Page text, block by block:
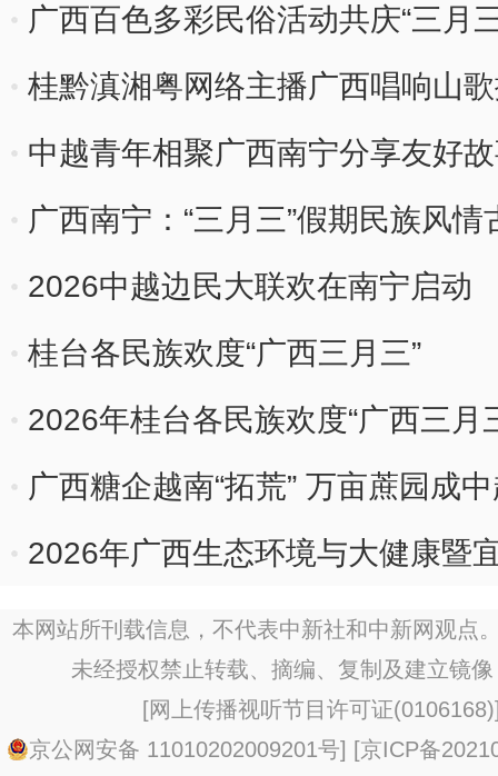
广西百色多彩民俗活动共庆“三月
桂黔滇湘粤网络主播广西唱响山
中越青年相聚广西南宁分享友好
广西南宁：“三月三”假期民族风情
2026中越边民大联欢在南宁启动
桂台各民族欢度“广西三月三”
2026年桂台各民族欢度“广西三月
广西糖企越南“拓荒” 万亩蔗园成
2026年广西生态环境与大健康暨
本网站所刊载信息，不代表中新社和中新网观点
未经授权禁止转载、摘编、复制及建立镜
[网上传播视听节目许可证(0106168)
京公网安备 11010202009201号] [京ICP备